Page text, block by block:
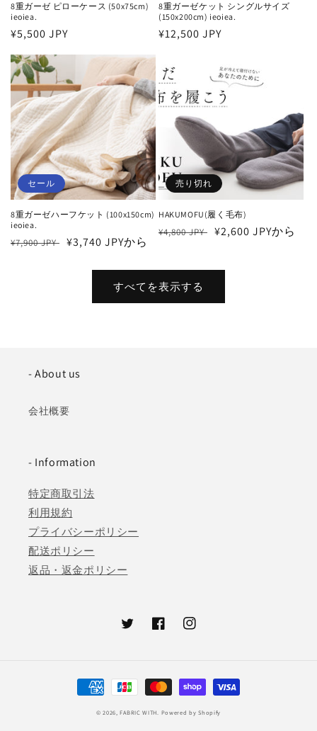
8重ガーゼ ピローケース (50x75cm)
ieoiea.
通
価
格
¥5,500 JPY
8重ガーゼケット シングルサイズ
(150x200cm) ieoiea.
通
価
格
¥12,500 JPY
セール
8重ガーゼハーフケット (100x150cm)
ieoiea.
通
¥7,900 JPY セ
¥3,740 JPYから
売り切れ
HAKUMOFU(履く毛布)
通
格
¥4,800 JPY セ
¥2,600 JPYから
すべてを表示する
- About us
会社概要
- Information
特定商取引法
利用規約
プライバシーポリシー
配送ポリシー
返品・返金ポリシー
TwitterFacebookInstagram
決
済
© 2026,FABRIC WITH. Powered by Shopify